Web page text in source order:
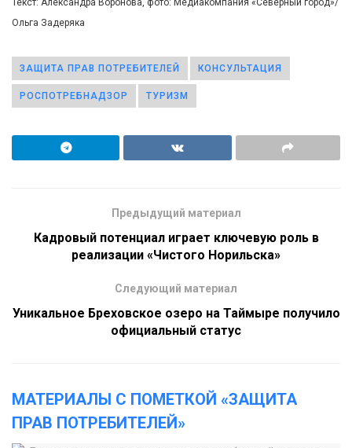
Текст: Александра Воронова, фото: Медиакомпания «Северный город»/
Ольга Задеряка
ЗАЩИТА ПРАВ ПОТРЕБИТЕЛЕЙ КОНСУЛЬТАЦИЯ
РОСПОТРЕБНАДЗОР ТУРИЗМ
Предыдущий материал
Кадровый потенциал играет ключевую роль в
реализации «Чистого Норильска»
Следующий материал
Уникальное Бреховское озеро на Таймыре получило
официальный статус
МАТЕРИАЛЫ С ПОМЕТКОЙ «ЗАЩИТА
ПРАВ ПОТРЕБИТЕЛЕЙ»